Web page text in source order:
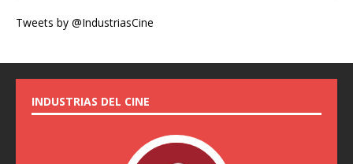
Tweets by @IndustriasCine
INDUSTRIAS DEL CINE